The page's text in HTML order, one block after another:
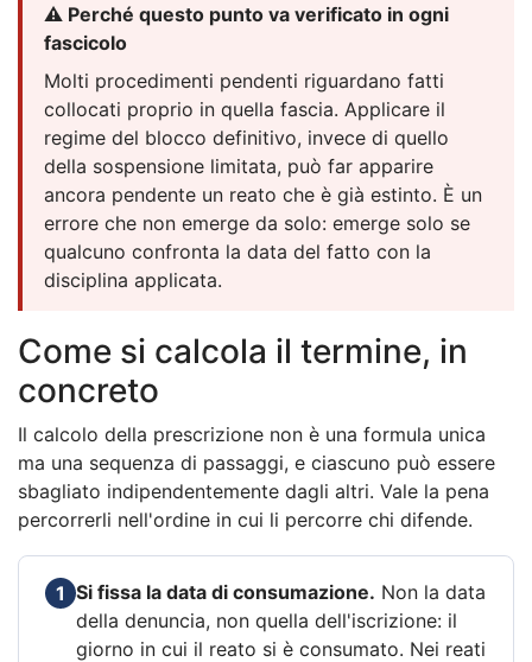
⚠️ Perché questo punto va verificato in ogni
fascicolo
Molti procedimenti pendenti riguardano fatti
collocati proprio in quella fascia. Applicare il
regime del blocco definitivo, invece di quello
della sospensione limitata, può far apparire
ancora pendente un reato che è già estinto. È un
errore che non emerge da solo: emerge solo se
qualcuno confronta la data del fatto con la
disciplina applicata.
Come si calcola il termine, in
concreto
Il calcolo della prescrizione non è una formula unica
ma una sequenza di passaggi, e ciascuno può essere
sbagliato indipendentemente dagli altri. Vale la pena
percorrerli nell'ordine in cui li percorre chi difende.
1 Si fissa la data di consumazione. Non la data
della denuncia, non quella dell'iscrizione: il
giorno in cui il reato si è consumato. Nei reati